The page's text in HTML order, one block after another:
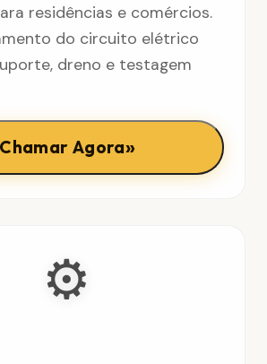
residências e comércios.
do circuito elétrico
dreno e testagem
Chamar Agora»
⚙️